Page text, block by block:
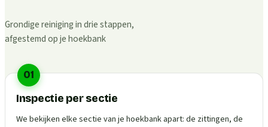
Grondige reiniging in drie stappen,
afgestemd op je hoekbank
01
Inspectie per sectie
We bekijken elke sectie van je hoekbank apart: de zittingen, de